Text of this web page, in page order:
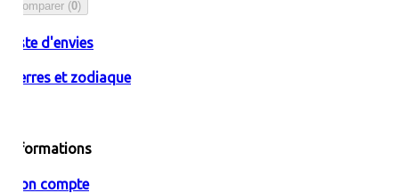
Comparer (0)
Liste d'envies
Pierres et zodiaque
Informations
Mon compte